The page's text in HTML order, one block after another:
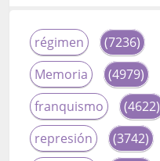
régimen
(7236)
Memoria
(4979)
franquismo
(4622)
represión
(3742)